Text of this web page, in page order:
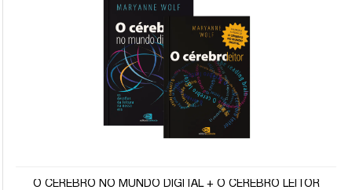
O CÉREBRO NO MUNDO DIGITAL + O CÉREBRO LEITOR